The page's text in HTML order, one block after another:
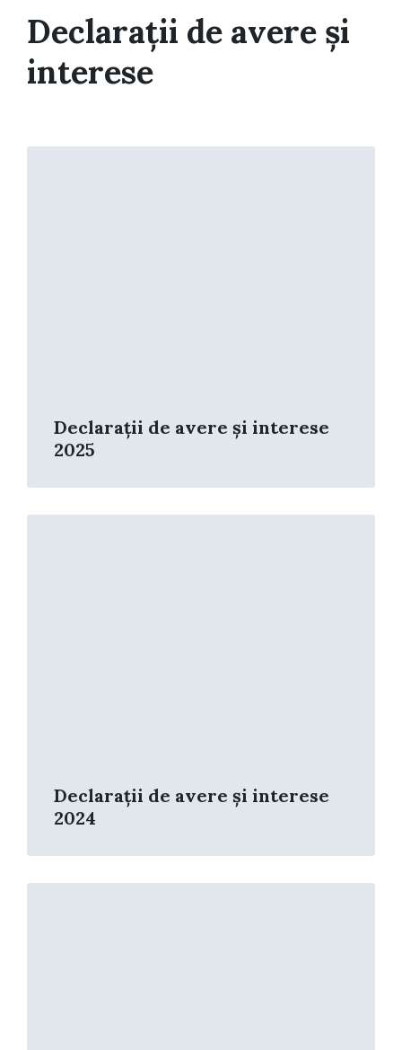
Declarații de avere și
interese
Declarații de avere și interese
2025
Read
Declarații de avere și interese
2024
Read
Read